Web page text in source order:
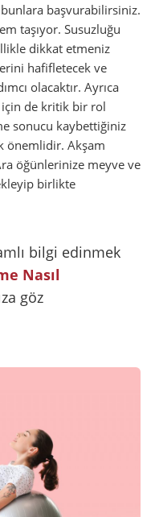
başvurabilirsiniz.
taşıyor. Susuzluğu
dikkat etmeniz
hafifletecek ve
olacaktır. Ayrıca
için de kritik bir rol
sonucu kaybettiğiniz
önemlidir. Akşam
öğünlerinize meyve ve
birlikte
bilgi edinmek
Nasıl
göz